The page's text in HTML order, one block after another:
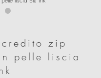
zip
pelle liscia